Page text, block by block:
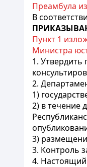
Преамбула
В
Пункт 1
Министра
1.
2.
1)
2) в течение
3)
3. Контроль
4. Настоящий